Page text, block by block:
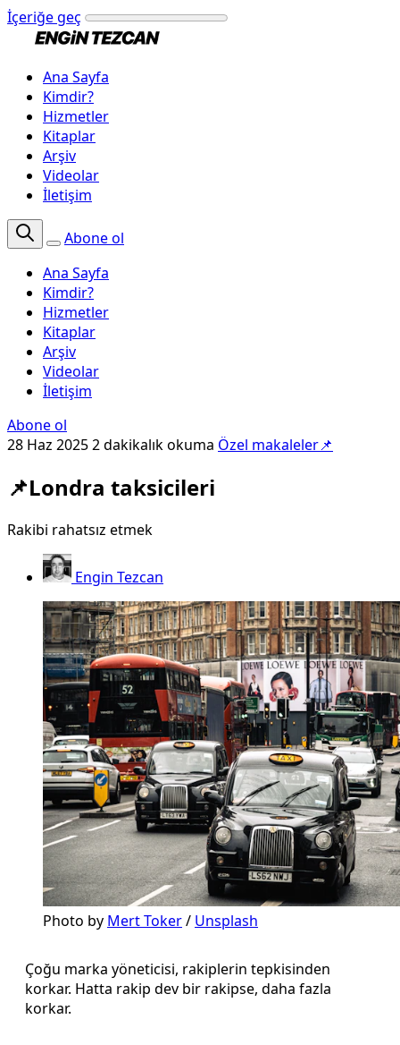
İçeriğe geç
Ana Sayfa
Kimdir?
Hizmetler
Kitaplar
Arşiv
Videolar
İletişim
Abone ol
Ana Sayfa
Kimdir?
Hizmetler
Kitaplar
Arşiv
Videolar
İletişim
Abone ol
28 Haz 20252 dakikalık okuma Özel makaleler📌
📌Londra taksicileri
Rakibi rahatsız etmek
Engin Tezcan
Photo by Mert Toker / Unsplash
Çoğu marka yöneticisi, rakiplerin tepkisinden
korkar. Hatta rakip dev bir rakipse, daha fazla
korkar.